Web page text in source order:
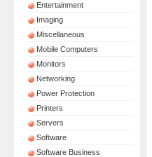
Entertainment
Imaging
Miscellaneous
Mobile Computers
Monitors
Networking
Power Protection
Printers
Servers
Software
Software Business